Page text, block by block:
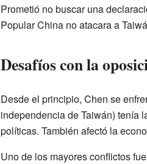
Prometió no buscar una
Popular China no atacara a
Desafíos con la
Desde el principio, Chen se
independencia de Taiwán) tenía
políticas. También afectó la
Uno de los mayores conflictos